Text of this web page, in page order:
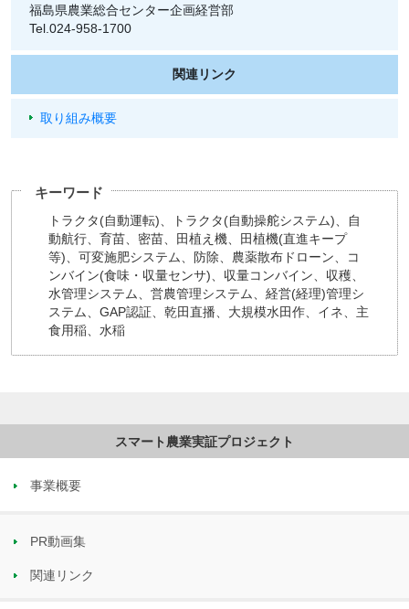
福島県農業総合センター企画経営部
Tel.024-958-1700
関連リンク
取り組み概要
キーワード
トラクタ(自動運転)、トラクタ(自動操舵システム)、自
動航行、育苗、密苗、田植え機、田植機(直進キープ
等)、可変施肥システム、防除、農薬散布ドローン、コ
ンバイン(食味・収量センサ)、収量コンバイン、収穫、
水管理システム、営農管理システム、経営(経理)管理シ
ステム、GAP認証、乾田直播、大規模水田作、イネ、主
食用稲、水稲
事業概要
PR動画集
関連リンク